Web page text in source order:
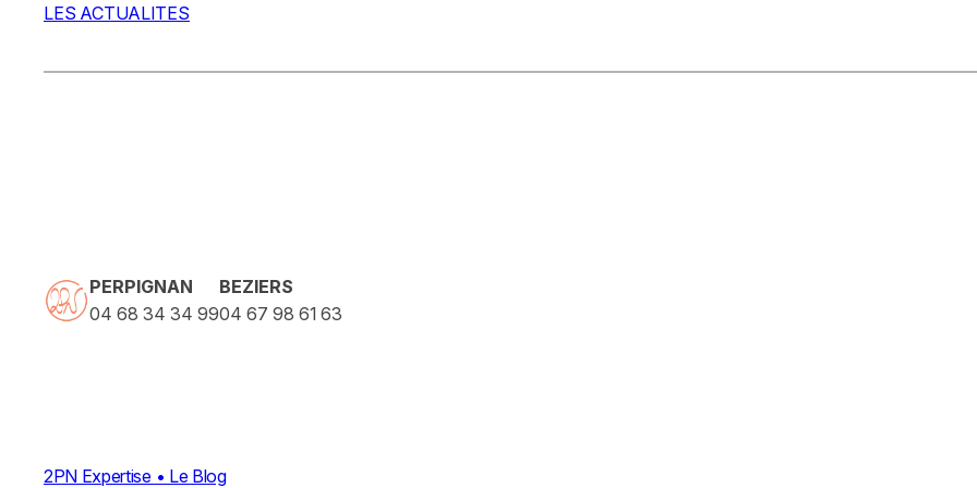
LES ACTUALITES
PERPIGNAN
04 68 34 34 99
BEZIERS
04 67 98 61 63
2PN Expertise • Le Blog